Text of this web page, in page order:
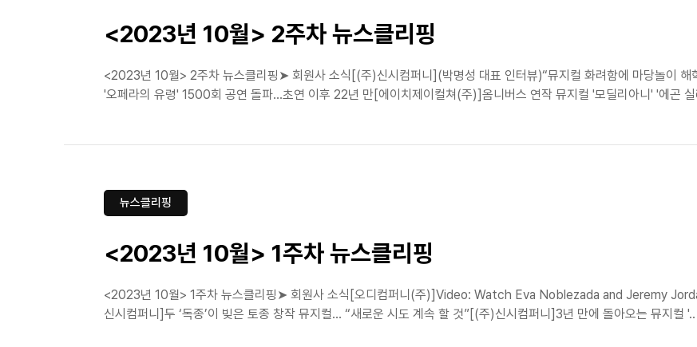
<2023년 10월> 2주차 뉴스클리핑
<2023년 10월> 2주차 뉴스클리핑➤ 회원사 소식[(주)신시컴퍼니](박명성 대표 인터뷰)“뮤지컬 화려함에 마당놀이
'오페라의 유령' 1500회 공연 돌파…초연 이후 22년 만[에이치제이컬쳐(주)]옴니버스 연작 뮤지컬 '모딜리아니' '에곤
뉴스클리핑
<2023년 10월> 1주차 뉴스클리핑
<2023년 10월> 1주차 뉴스클리핑➤ 회원사 소식[오디컴퍼니(주)]Video: Watch Eva Noblezada and Jeremy
신시컴퍼니]두 ‘독종’이 빚은 토종 창작 뮤지컬… “새로운 시도 계속 할 것”[(주)신시컴퍼니]3년 만에 돌아오는 뮤지컬 '..